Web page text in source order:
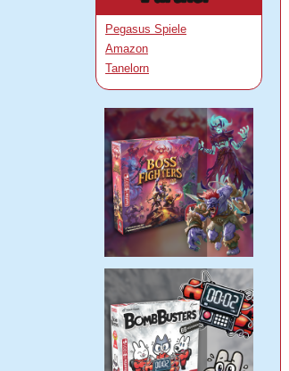
Pegasus Spiele
Amazon
Tanelorn